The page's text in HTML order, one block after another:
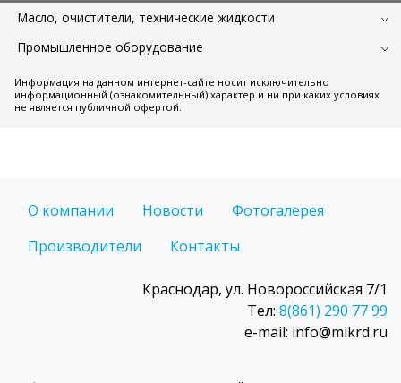
Масло, очистители, технические жидкости
Промышленное оборудование
Информация на данном интернет-сайте носит исключительно
информационный (ознакомительный) характер и ни при каких условиях
не является публичной офертой.
О компании Новости
Фотогалерея
Производители
Контакты
Краснодар, ул. Новороссийская 7/1
Тел: 8(861) 290 77 99
e-mail: info@mikrd.ru